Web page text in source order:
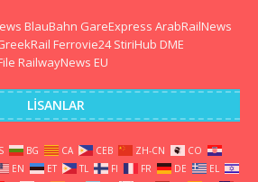
BlauBahn GareExpress ArabRailNews
Ferrovie24 StiriHub DME
RailwayNews EU
LISANLAR
BG CA CEB ZH-CN
CO
EN ET TL FI FR DE
EL